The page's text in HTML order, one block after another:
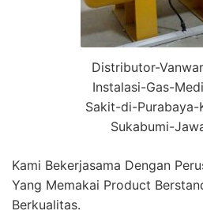
Distributor-
Instalasi-Gas-
Sakit-di-Purabaya-
Sukabumi-
Kami Bekerjasama Dengan
Yang Memakai Product
Berkualitas.